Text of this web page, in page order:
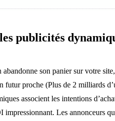
publicités
abandonne son panier sur votre
futur proche (Plus de 2 milliards
associent les intentions
impressionnant. Les annonceurs